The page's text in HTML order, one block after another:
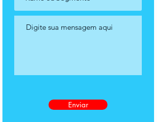
Enviar